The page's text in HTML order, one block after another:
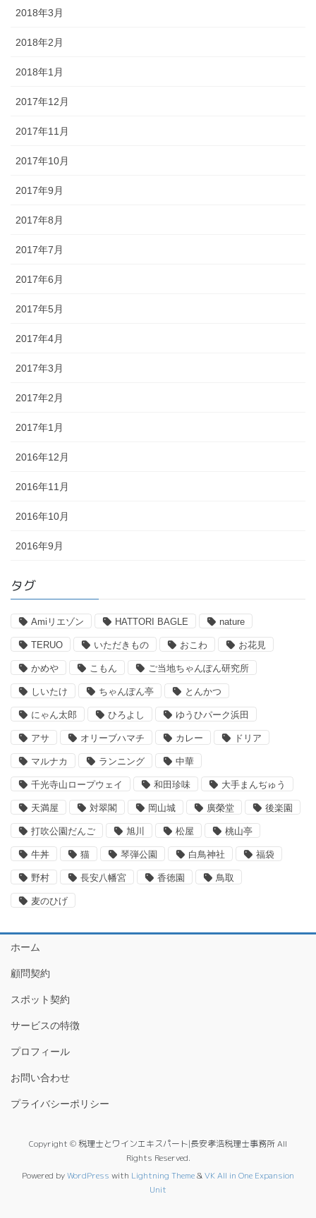
2018年3月
2018年2月
2018年1月
2017年12月
2017年11月
2017年10月
2017年9月
2017年8月
2017年7月
2017年6月
2017年5月
2017年4月
2017年3月
2017年2月
2017年1月
2016年12月
2016年11月
2016年10月
2016年9月
タグ
Amiリエゾン HATTORI BAGLE nature
TERUO いただきもの おこわ お花見
かめや こもん ご当地ちゃんぽん研究所
しいたけ ちゃんぽん亭 とんかつ
にゃん太郎 ひろよし ゆうひパーク浜田
アサ オリーブハマチ カレー ドリア
マルナカ ランニング 中華
千光寺山ロープウェイ 和田珍味 大手まんぢゅう
天満屋 対翠閣 岡山城 廣榮堂 後楽園
打吹公園だんご 旭川 松屋 桃山亭
牛丼 猫 琴弾公園 白鳥神社 福袋
野村 長安八幡宮 香徳園 鳥取
麦のひげ
ホーム
顧問契約
スポット契約
サービスの特徴
プロフィール
お問い合わせ
プライバシーポリシー
Copyright © 税理士とワインエキスパート|長安孝浩税理士事務所 All
Rights Reserved.
Powered byWordPress with Lightning Theme&VK All in One Expansion
Unit